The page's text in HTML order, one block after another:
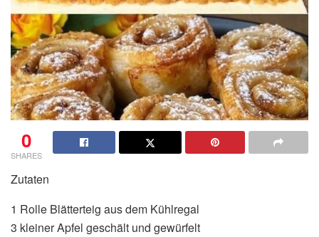
0
SHARES
Zutaten
1 Rolle Blätterteig aus dem Kühlregal
3 kleiner Apfel geschält und gewürfelt